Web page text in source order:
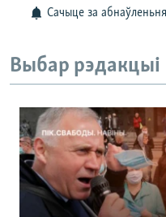
Сачыце за
Выбар рэдакцыі